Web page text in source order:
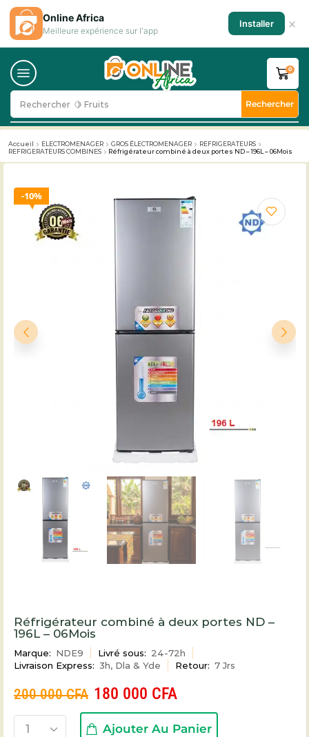
Rechercher 🥛 Milk Rechercher
0
Accueil ELECTROMENAGER GROS ÉLECTROMENAGER
REFRIGERATEURS
REFRIGERATEURS COMBINES
Réfrigérateur combiné à deux portes ND – 196L – 06Mois
10%
Réfrigérateur combiné à deux portes ND –
196L – 06Mois
Marque: NDE9 Livré sous: 24-72h
Livraison Express: 3h, Dla & Yde Retour: 7 Jrs
200 000CFA 180 000 CFA
Ajouter Au Panier
Online Africa
Meilleure expérience sur l'app
Installer ×